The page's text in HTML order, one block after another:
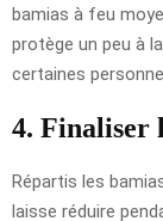
bamias à feu
protège un peu à
certaines
4. Finaliser
Répartis les
laisse réduire